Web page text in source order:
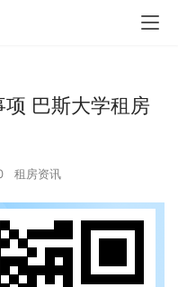
巴斯大学租房
租房资讯